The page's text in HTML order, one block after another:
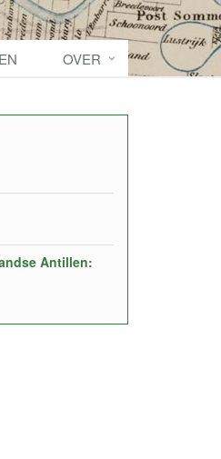
OVER
Antillen: